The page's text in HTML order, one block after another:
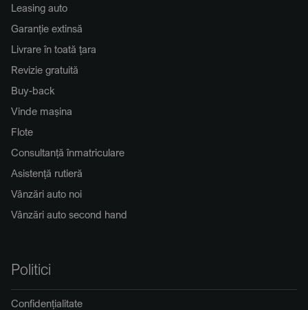
Leasing auto
Garanție extinsă
Livrare în toată țara
Revizie gratuită
Buy-back
Vinde mașina
Flote
Consultanță înmatriculare
Asistență rutieră
Vânzări auto noi
Vânzări auto second hand
Politici
Confidențialitate